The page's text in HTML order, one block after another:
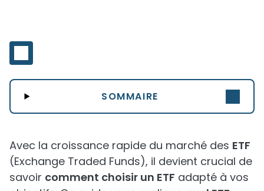
SOMMAIRE
Avec la croissance rapide du marché des ETF
(Exchange Traded Funds), il devient crucial de
savoir comment choisir un ETF adapté à vos